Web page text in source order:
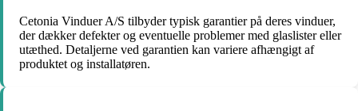
Cetonia Vinduer A/S tilbyder typisk garantier på deres vinduer,
der dækker defekter og eventuelle problemer med glaslister eller
utæthed. Detaljerne ved garantien kan variere afhængigt af
produktet og installatøren.